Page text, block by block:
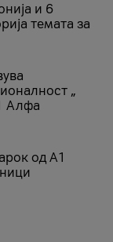
и 6
темата за
„
Алфа
од А1